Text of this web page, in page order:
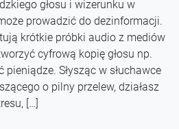
głosu i wizerunku w
prowadzić do dezinformacji.
krótkie próbki audio z mediów
cyfrową kopię głosu np.
Słysząc w słuchawce
o pilny przelew, działasz
[…]